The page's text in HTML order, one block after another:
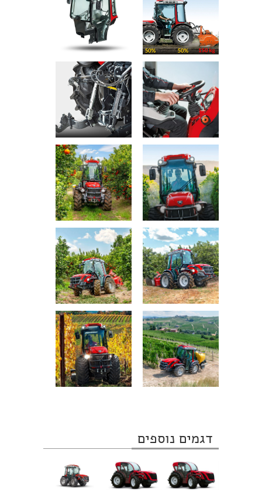
דגמים נוספים